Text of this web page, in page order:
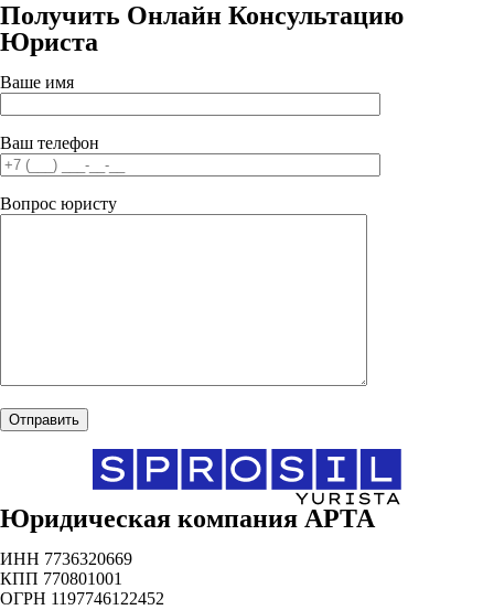
Получить Онлайн Консультацию
Юриста
Ваше имя
Ваш телефон
Вопрос юристу
Юридическая компания АРТА
ИНН 7736320669
КПП 770801001
ОГРН 1197746122452